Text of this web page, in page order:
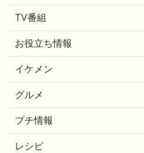
TV番組
お役立ち情報
イケメン
グルメ
プチ情報
レシピ